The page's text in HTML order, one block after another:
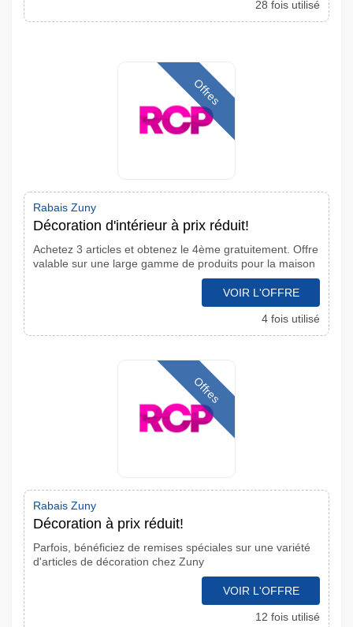
28 fois utilisé
Offres
Rabais Zuny
Décoration d'intérieur à prix réduit!
Achetez 3 articles et obtenez le 4ème gratuitement. Offre
valable sur une large gamme de produits pour la maison
VOIR L'OFFRE
4 fois utilisé
Offres
Rabais Zuny
Décoration à prix réduit!
Parfois, bénéficiez de remises spéciales sur une variété
d'articles de décoration chez Zuny
VOIR L'OFFRE
12 fois utilisé